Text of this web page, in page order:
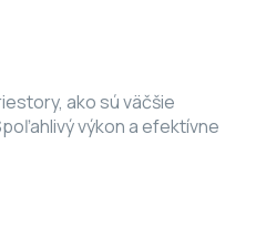
ako sú väčšie
výkon a efektívne